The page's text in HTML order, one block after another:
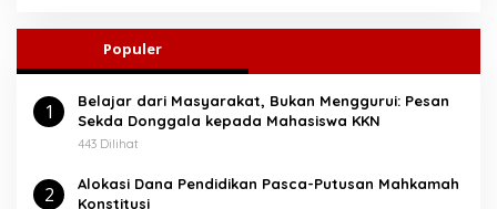
i
n
u
k
Populer
1
Belajar dari Masyarakat, Bukan Menggurui: Pesan
Sekda Donggala kepada Mahasiswa KKN
443 Dilihat
2
Alokasi Dana Pendidikan Pasca-Putusan Mahkamah
Konstitusi